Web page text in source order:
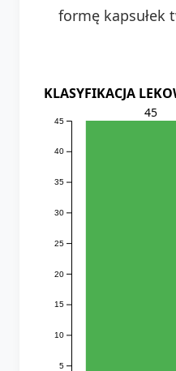
formę kapsułek
KLASYFIKACJA
5
10
15
20
25
30
35
40
45
45